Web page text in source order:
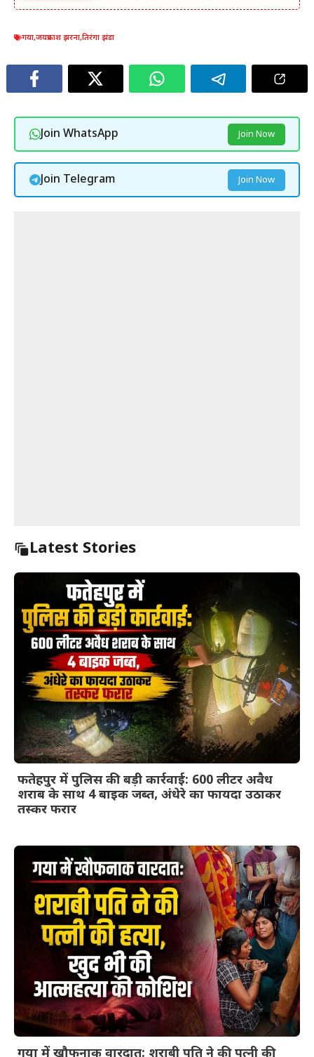
गया,जयप्रकाश झरना,तिरंगा झंडा
Join WhatsApp Join Now
Join Telegram Join Now
Latest Stories
फतेहपुर में पुलिस की बड़ी कार्रवाई: 600 लीटर अवैध
शराब के साथ 4 बाइक जब्त, अंधेरे का फायदा उठाकर
तस्कर फरार